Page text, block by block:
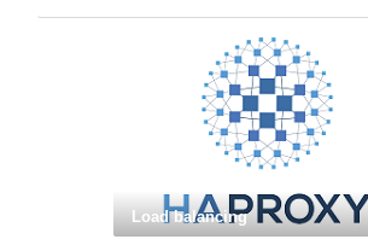
Load balancing